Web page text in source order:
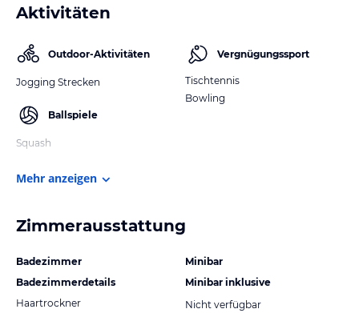
Aktivitäten
Outdoor-Aktivitäten
Jogging Strecken
Ballspiele
Squash
Vergnügungssport
Tischtennis
Bowling
Mehr anzeigen
Zimmerausstattung
Badezimmer
Badezimmerdetails
Haartrockner
Minibar
Minibar inklusive
Nicht verfügbar